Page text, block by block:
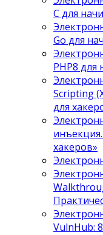
C для
Go для
PHP8
Scripting
для
хакеров»
VulnHub: